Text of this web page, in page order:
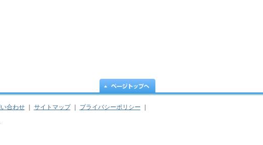
合わせ｜ サイトマップ｜ プライバシーポリシー